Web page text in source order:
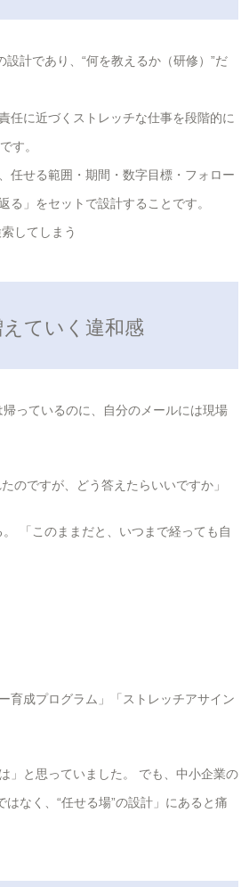
計であり、“何を教えるか（研修）”だ
に近づくストレッチな仕事を段階的に
す。
任せる範囲・期間・数字目標・フォロー
」をセットで設計することです。
してしまう
ていく違和感
っているのに、自分のメールには現場
のですが、どう答えたらいいですか」
「このままだと、いつまで経っても自
育成プログラム」「ストレッチアサイン
」と思っていました。 でも、中小企業の
なく、“任せる場”の設計」にあると痛